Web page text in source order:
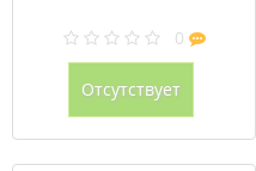
0
Отсутствует